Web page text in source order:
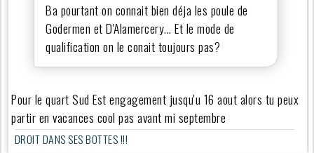
Ba pourtant on connait bien déja les poule de
Godermen et D'Alamercery... Et le mode de
qualification on le conait toujours pas?
Pour le quart Sud Est engagement jusqu'u 16 aout alors tu peux
partir en vacances cool pas avant mi septembre
DROIT DANS SES BOTTES !!!